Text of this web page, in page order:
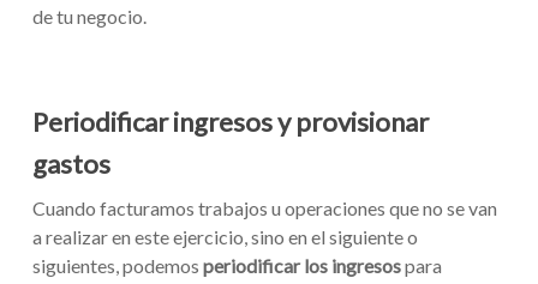
de tu negocio.
Periodificar ingresos y provisionar
gastos
Cuando facturamos trabajos u operaciones que no se van
a realizar en este ejercicio, sino en el siguiente o
siguientes, podemos periodificar los ingresospara